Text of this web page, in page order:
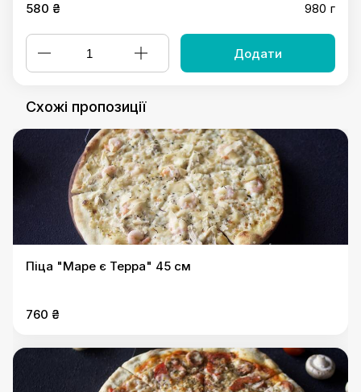
580 ₴ 980 г
Додати
Схожі пропозиції
Піца "Маре є Терра" 45 см
760 ₴